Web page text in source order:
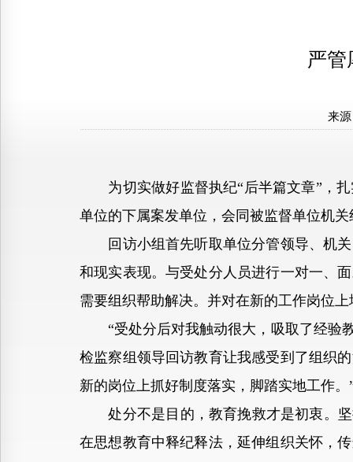
严管
来
为切实做好监督执纪“后半篇文章”，扎
单位的下属案发单位，会同被监督单位机
回访小组首先听取单位分管领导、机关
和现实表现。与受处分人员进行一对一、
需要组织帮助解决。并对在新的工作岗位
“受处分后对我触动很大，吸取了经验教
检监察组领导回访教育让我感受到了组织
新的岗位上抓好制度落实，脚踏实地工作
处分不是目的，教育挽救才是初衷。坚
在思想教育中释纪释法，延伸组织关怀，